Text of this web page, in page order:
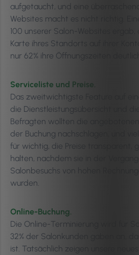
aufgetaucht, und eine
Websites macht es nicht richtig.
100 unserer Salon-Websites ergab,
Karte ihres Standorts auf ihrer
nur 62% ihre Öffnungszeiten
Serviceliste und Preise.
Das zweitwichtigste Feature auf
die Dienstleistungsübersicht und
Befragten wollten die
der Buchung nachschlagen, und
für wichtig, die Preise transparent,
halten, nachdem sie in der
Salonbesuchs von hohen
wurden.
Online-Buchung.
Die Online-Terminierung wird für
32% der Salonkunden gaben an,
ist. Tatsächlich zeigen unsere